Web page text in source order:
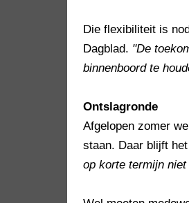
Die flexibiliteit is
Dagblad. "De
binnenboord te
Ontslagronde
Afgelopen zomer
staan. Daar blijft
op korte termijn